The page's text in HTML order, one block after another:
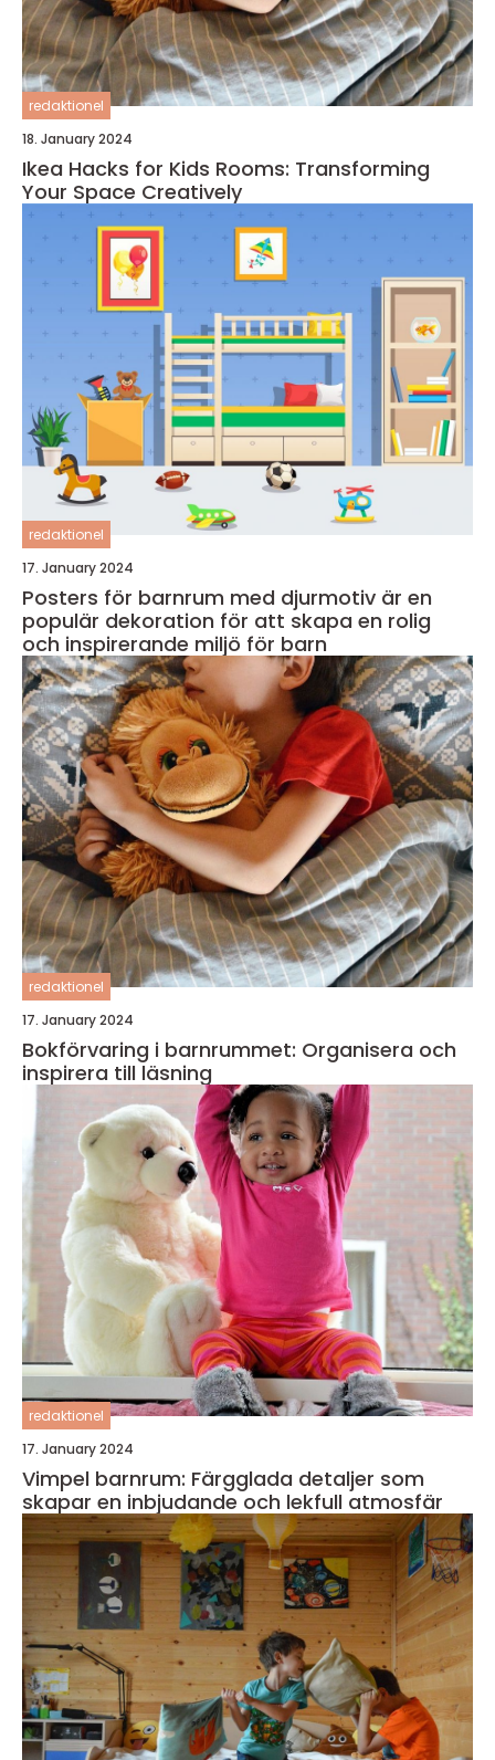
redaktionel
18. January 2024
Ikea Hacks for Kids Rooms: Transforming
Your Space Creatively
redaktionel
17. January 2024
Posters för barnrum med djurmotiv är en
populär dekoration för att skapa en rolig
och inspirerande miljö för barn
redaktionel
17. January 2024
Bokförvaring i barnrummet: Organisera och
inspirera till läsning
redaktionel
17. January 2024
Vimpel barnrum: Färgglada detaljer som
skapar en inbjudande och lekfull atmosfär